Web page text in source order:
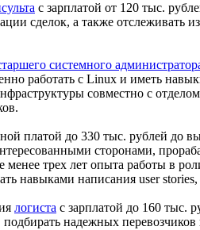
с зарплатой от 120 тыс.
сделок, а также
системного
работать с Linux и иметь
совместно с
платой до 330 тыс. рублей до
сторонами,
трех лет опыта работы в
навыками написания user
логиста с зарплатой до 160 тыс.
надежных